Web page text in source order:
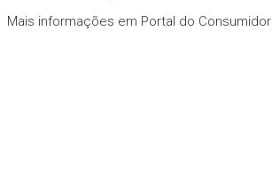
Mais informações em Portal do Consumidor